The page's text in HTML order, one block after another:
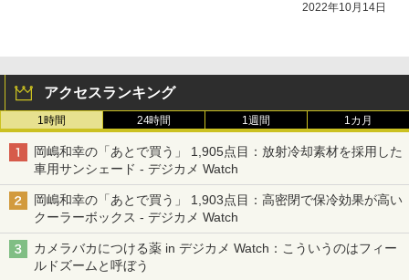
2022年10月14日
アクセスランキング
1時間 24時間 1週間 1カ月
岡嶋和幸の「あとで買う」 1,905点目：放射冷却素材を採用した
車用サンシェード - デジカメ Watch
岡嶋和幸の「あとで買う」 1,903点目：高密閉で保冷効果が高い
クーラーボックス - デジカメ Watch
カメラバカにつける薬 in デジカメ Watch：こういうのはフィー
ルドズームと呼ぼう